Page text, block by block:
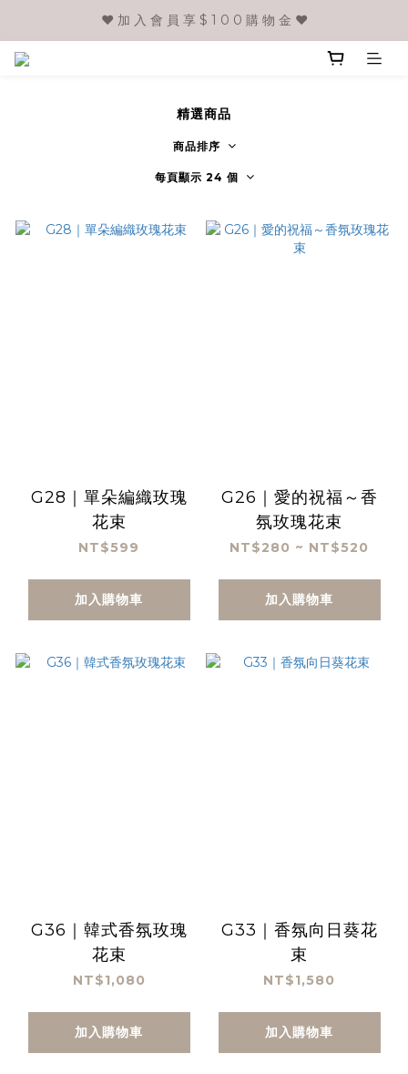
❤️ 加 入 會 員 享 $ 1 0 0 購 物 金 ❤️
精選商品
商品排序
每頁顯示 24 個
G28｜單朵編織玫瑰
花束
NT$599
加入購物車
G26｜愛的祝福～香
氛玫瑰花束
NT$280 ~ NT$520
加入購物車
G36｜韓式香氛玫瑰
花束
NT$1,080
加入購物車
G33｜香氛向日葵花
束
NT$1,580
加入購物車